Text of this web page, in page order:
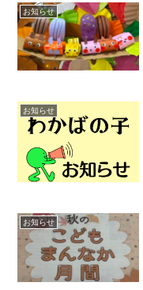
お知らせ
お知らせ
お知らせ